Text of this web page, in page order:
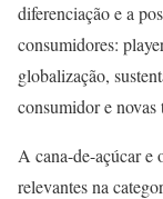
diferenciação e a
consumidores:
globalização,
consumidor e novas
A cana-de-açúcar e
relevantes na